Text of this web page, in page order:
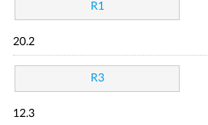
R1
20.2
R3
12.3